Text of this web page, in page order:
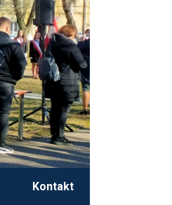
Kontakt